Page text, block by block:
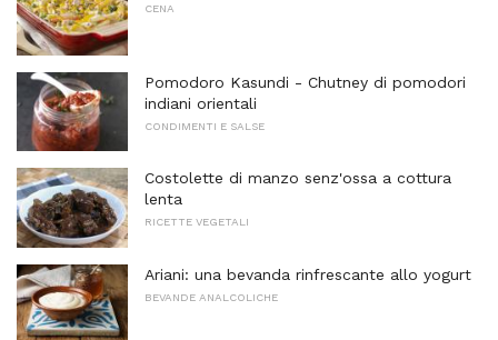
CENA
Pomodoro Kasundi - Chutney di pomodori
indiani orientali
CONDIMENTI E SALSE
Costolette di manzo senz'ossa a cottura
lenta
RICETTE VEGETALI
Ariani: una bevanda rinfrescante allo yogurt
BEVANDE ANALCOLICHE